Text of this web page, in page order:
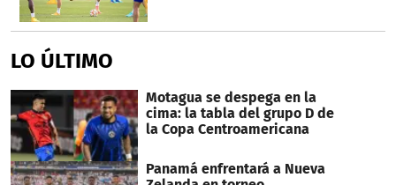
LO ÚLTIMO
Motagua se despega en la
cima: la tabla del grupo D de
la Copa Centroamericana
Panamá enfrentará a Nueva